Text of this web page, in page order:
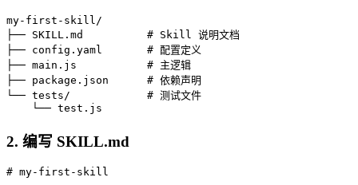
my-first-skill/
├── SKILL.md          # Skill 说明文档
├── config.yaml       # 配置定义
├── main.js           # 主逻辑
├── package.json      # 依赖声明
└── tests/            # 测试文件
    └── test.js
2. 编写 SKILL.md
# my-first-skill